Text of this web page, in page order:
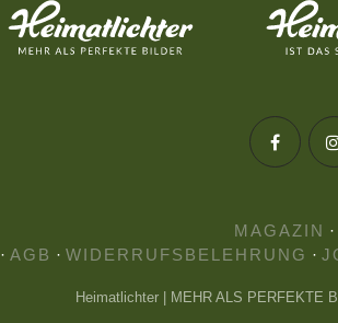
MAGAZIN ·
· AGB · WIDERRUFSBELEHRUNG ·
Heimatlichter | MEHR ALS PERFEKTE